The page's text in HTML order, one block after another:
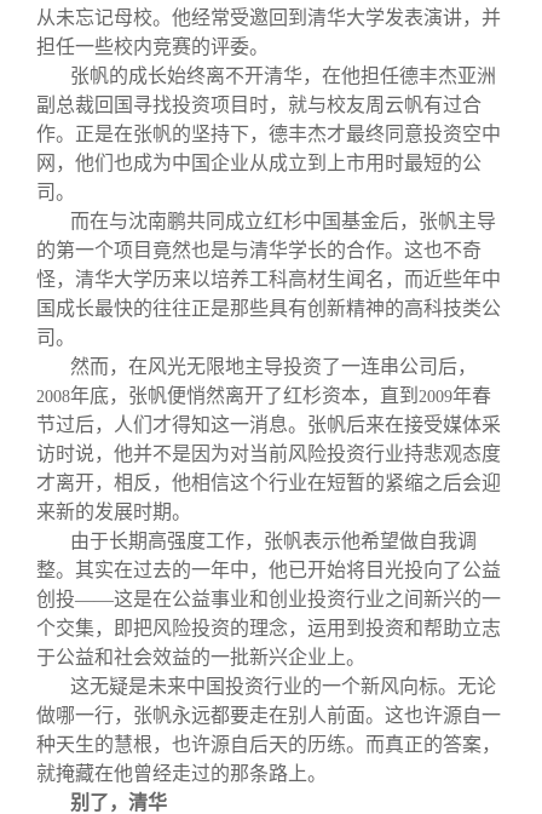
校友讲坛
校友视界
实用信息
总会章程
理事会名单
联系我们
从未忘记母校。他经常受邀回到清华大学发表演讲，并
担任一些校内竞赛的评委。
张帆的成长始终离不开清华，在他担任德丰杰亚洲
副总裁回国寻找投资项目时，就与校友周云帆有过合
作。正是在张帆的坚持下，德丰杰才最终同意投资空中
网，他们也成为中国企业从成立到上市用时最短的公
司。
而在与沈南鹏共同成立红杉中国基金后，张帆主导
的第一个项目竟然也是与清华学长的合作。这也不奇
怪，清华大学历来以培养工科高材生闻名，而近些年中
国成长最快的往往正是那些具有创新精神的高科技类公
司。
然而，在风光无限地主导投资了一连串公司后，
2008年底，张帆便悄然离开了红杉资本，直到 2009年春
节过后，人们才得知这一消息。张帆后来在接受媒体采
访时说，他并不是因为对当前风险投资行业持悲观态度
才离开，相反，他相信这个行业在短暂的紧缩之后会迎
来新的发展时期。
由于长期高强度工作，张帆表示他希望做自我调
整。其实在过去的一年中，他已开始将目光投向了公益
创投——这是在公益事业和创业投资行业之间新兴的一
个交集，即把风险投资的理念，运用到投资和帮助立志
于公益和社会效益的一批新兴企业上。
这无疑是未来中国投资行业的一个新风向标。无论
做哪一行，张帆永远都要走在别人前面。这也许源自一
种天生的慧根，也许源自后天的历练。而真正的答案，
就掩藏在他曾经走过的那条路上。
别了，清华